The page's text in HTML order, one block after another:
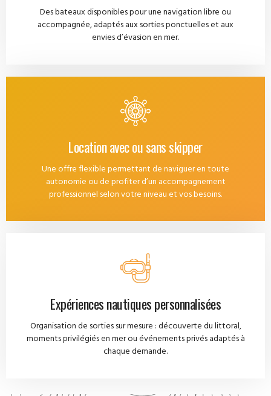
Des bateaux disponibles pour une navigation libre ou
accompagnée, adaptés aux sorties ponctuelles et aux
envies d’évasion en mer.
Location avec ou sans skipper
Une offre flexible permettant de naviguer en toute
autonomie ou de profiter d’un accompagnement
professionnel selon votre niveau et vos besoins.
Expériences nautiques personnalisées
Organisation de sorties sur mesure : découverte du littoral,
moments privilégiés en mer ou événements privés adaptés à
chaque demande.